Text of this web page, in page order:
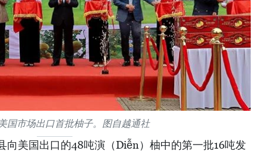
国市场出口首批柚子。图自越通社
美国出口的48吨演（Diễn）柚中的第一批16吨发